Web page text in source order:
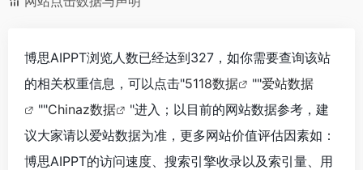
博思AIPPT浏览人数已经达到327，如你需要查询该站
的相关权重信息，可以点击"5118数据 ""爱站数据
""Chinaz数据
"进入；以目前的网站数据参考，建
议大家请以爱站数据为准，更多网站价值评估因素如：
博思AIPPT的访问速度、搜索引擎收录以及索引量、用